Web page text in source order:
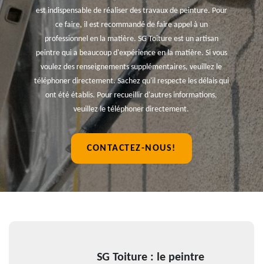
est indispensable de réaliser des travaux de peinture. Pour
ce faire, il est recommandé de faire appel à un
professionnel en la matière. SG Toiture est un artisan
peintre qui a beaucoup d'expérience en la matière. Si vous
voulez des renseignements supplémentaires, veuillez le
téléphoner directement. Sachez qu'il respecte les délais qui
ont été établis. Pour recueillir d'autres informations,
veuillez le téléphoner directement.
CONTACTEZ-NOUS!
SG Toiture : le peintre